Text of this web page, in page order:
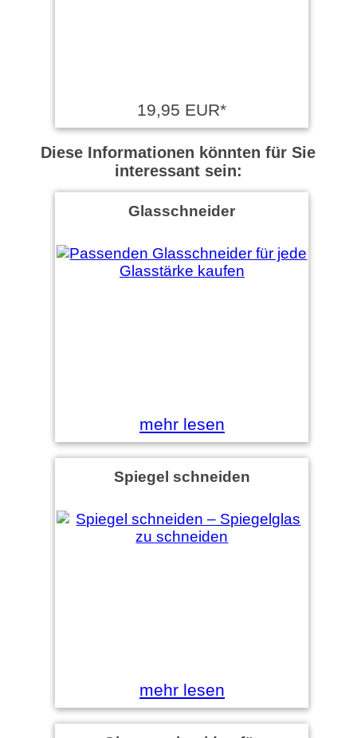
19,95 EUR*
Diese Informationen könnten für Sie
interessant sein:
Glasschneider
mehr lesen
Spiegel schneiden
mehr lesen